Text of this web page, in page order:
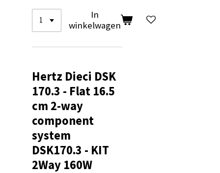
In
winkelwagen
Hertz Dieci DSK
170.3 - Flat 16.5
cm 2-way
component
system
DSK170.3 - KIT
2Way 160W